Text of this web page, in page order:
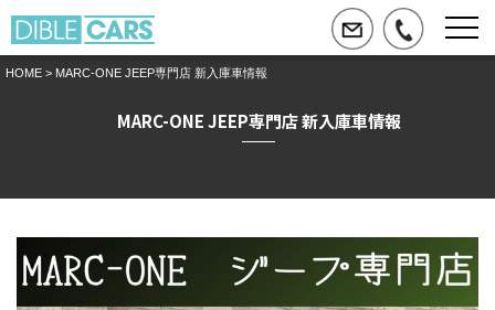
HOME > MARC-ONE JEEP専門店 新入庫車情報
MARC-ONE JEEP専門店 新入庫車情報